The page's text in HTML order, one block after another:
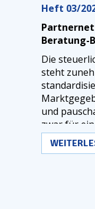
Heft 03/
Beratung-
Die
steht
und
zwar für
jedoch in